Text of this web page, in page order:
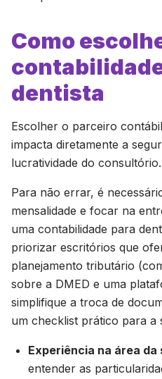
Como
dentista
Escolher o parceiro
impacta diretamente a
lucratividade do consultório.
Para não errar, é
mensalidade e focar na
uma contabilidade para
priorizar escritórios que
planejamento tributário
sobre a DMED e uma
simplifique a troca de
um checklist prático para a
Experiência na área da
entender as